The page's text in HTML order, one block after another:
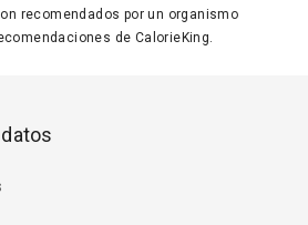
recomendados por un organismo
de CalorieKing.